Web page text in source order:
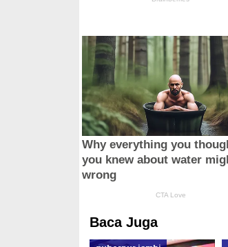
Baca Juga